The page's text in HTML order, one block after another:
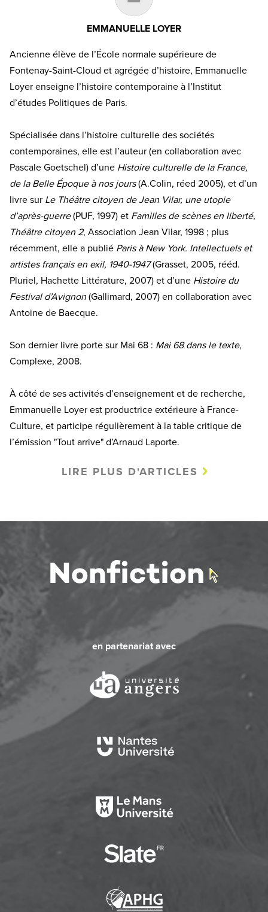
EMMANUELLE LOYER
Ancienne élève de l’École normale supérieure de
Fontenay-Saint-Cloud et agrégée d’histoire, Emmanuelle
Loyer enseigne l’histoire contemporaine à l’Institut
d’études Politiques de Paris.
Spécialisée dans l’histoire culturelle des sociétés
contemporaines, elle est l’auteur (en collaboration avec
Pascale Goetschel) d’une Histoire culturelle de la France,
de la Belle Époque à nos jours(A.Colin, réed 2005), et d’un
livre sur Le Théâtre citoyen de Jean Vilar, une utopie
d’après-guerre(PUF, 1997) et Familles de scènes en liberté,
Théâtre citoyen 2, Association Jean Vilar, 1998 ; plus
récemment, elle a publié Paris à New York. Intellectuels et
artistes français en exil, 1940-1947(Grasset, 2005, rééd.
Pluriel, Hachette Littérature, 2007) et d’une Histoire du
Festival d’Avignon (Gallimard, 2007) en collaboration avec
Antoine de Baecque.
Son dernier livre porte sur Mai 68 : Mai 68 dans le texte,
Complexe, 2008.
À côté de ses activités d’enseignement et de recherche,
Emmanuelle Loyer est productrice extérieure à France-
Culture, et participe régulièrement à la table critique de
l’émission "Tout arrive" d’Arnaud Laporte.
LIRE PLUS D'ARTICLES
en partenariat avec